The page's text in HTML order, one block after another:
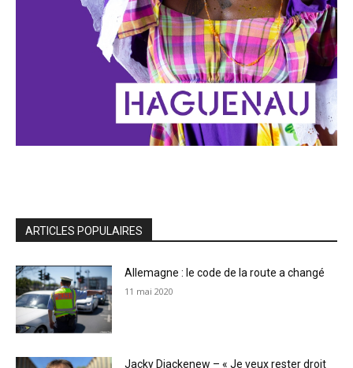
ARTICLES POPULAIRES
Allemagne : le code de la route a changé
11 mai 2020
Jacky Djackenew – « Je veux rester droit